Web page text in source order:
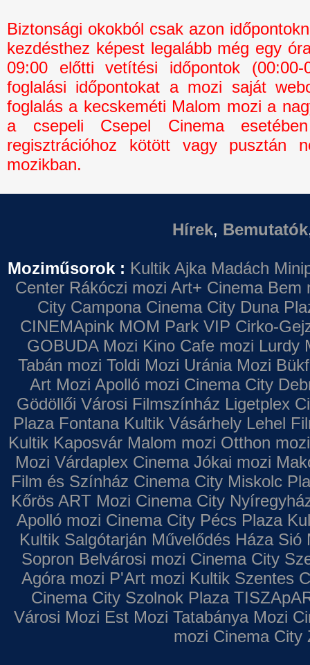
Biztonsági okokból csak azon
kezdésthez képest legalább még egy
09:00 előtti vetítési időpontok
foglalási időpontokat a mozi saját
foglalás a kecskeméti Malom mozi a
a csepeli Csepel Cinema
regisztrációhoz kötött vagy pusztán
mozikban.
Hírek, Bemutatók
Moziműsorok : Kultik Ajka Madách
Center Rákóczi mozi Art+ Cinema Bem
City Campona Cinema City Duna
CINEMApink MOM Park VIP Cirko-
GOBUDA Mozi Kino Cafe mozi Lurdy
Tabán mozi Toldi Mozi Uránia Mozi
Art Mozi Apolló mozi Cinema City
Gödöllői Városi Filmszínház Ligetplex
Plaza Fontana Kultik Vásárhely Lehel
Kultik Kaposvár Malom mozi Otthon mozi
Mozi Várdaplex Cinema Jókai mozi
Film és Színház Cinema City Miskolc
Kőrös ART Mozi Cinema City
Apolló mozi Cinema City Pécs Plaza
Kultik Salgótarján Művelődés Háza Sió
Sopron Belvárosi mozi Cinema City
Agóra mozi P'Art mozi Kultik Szentes
Cinema City Szolnok Plaza
Városi Mozi Est Mozi Tatabánya Mozi
mozi Cinema City